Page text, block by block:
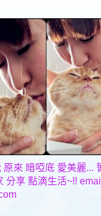
原來 暗啞底 愛美麗...
分享 點滴生活~!!